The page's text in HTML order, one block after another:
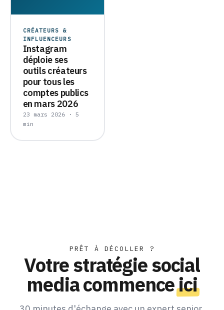
CRÉATEURS &
INFLUENCEURS
Instagram
déploie ses
outils créateurs
pour tous les
comptes publics
en mars 2026
23 mars 2026 · 5
min
PRÊT À DÉCOLLER ?
Votre stratégie social
media commenceici